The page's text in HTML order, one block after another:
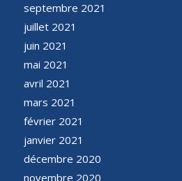
septembre 2021
juillet 2021
juin 2021
mai 2021
avril 2021
mars 2021
février 2021
janvier 2021
décembre 2020
novembre 2020